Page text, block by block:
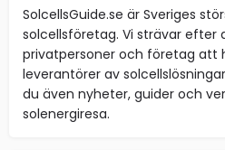
SolcellsGuide.se är Sveriges
solcellsföretag. Vi strävar
privatpersoner och företag att
leverantörer av
du även nyheter, guider och
solenergiresa.